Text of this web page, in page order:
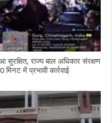
राज्य बाल अधिकार संरक्षण
में प्रभावी कार्रवाई